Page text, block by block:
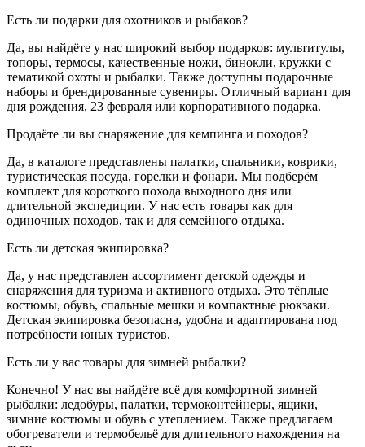
Есть ли подарки для охотников и рыбаков?
Да, вы найдёте у нас широкий выбор подарков: мультитулы,
топоры, термосы, качественные ножи, бинокли, кружки с
тематикой охоты и рыбалки. Также доступны подарочные
наборы и брендированные сувениры. Отличный вариант для
дня рождения, 23 февраля или корпоративного подарка.
Продаёте ли вы снаряжение для кемпинга и походов?
Да, в каталоге представлены палатки, спальники, коврики,
туристическая посуда, горелки и фонари. Мы подберём
комплект для короткого похода выходного дня или
длительной экспедиции. У нас есть товары как для
одиночных походов, так и для семейного отдыха.
Есть ли детская экипировка?
Да, у нас представлен ассортимент детской одежды и
снаряжения для туризма и активного отдыха. Это тёплые
костюмы, обувь, спальные мешки и компактные рюкзаки.
Детская экипировка безопасна, удобна и адаптирована под
потребности юных туристов.
Есть ли у вас товары для зимней рыбалки?
Конечно! У нас вы найдёте всё для комфортной зимней
рыбалки: ледобуры, палатки, термоконтейнеры, ящики,
зимние костюмы и обувь с утеплением. Также предлагаем
обогреватели и термобельё для длительного нахождения на